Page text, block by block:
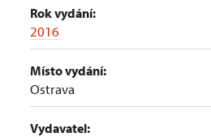
Rok vydání:
2016
Místo vydání:
Ostrava
Vydavatel: